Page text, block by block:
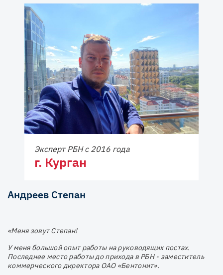
Эксперт РБН с 2016 года
г. Курган
Андреев Степан
«Меня зовут Степан!
У меня большой опыт работы на руководящих постах.
Последнее место работы до прихода в РБН - заместитель
коммерческого директора ОАО «Бентонит».